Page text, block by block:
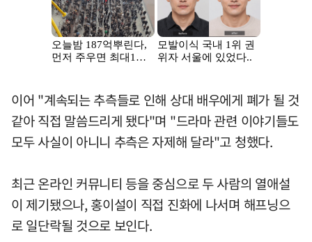
이어 "계속되는 추측들로 인해 상대 배우에게 폐가 될 것
같아 직접 말씀드리게 됐다"며 "드라마 관련 이야기들도
모두 사실이 아니니 추측은 자제해 달라"고 청했다.
최근 온라인 커뮤니티 등을 중심으로 두 사람의 열애설
이 제기됐으나, 홍이설이 직접 진화에 나서며 해프닝으
로 일단락될 것으로 보인다.